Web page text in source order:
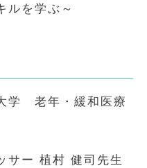
ルを学ぶ～
学 老年・緩和医療
サー 植村 健司先生